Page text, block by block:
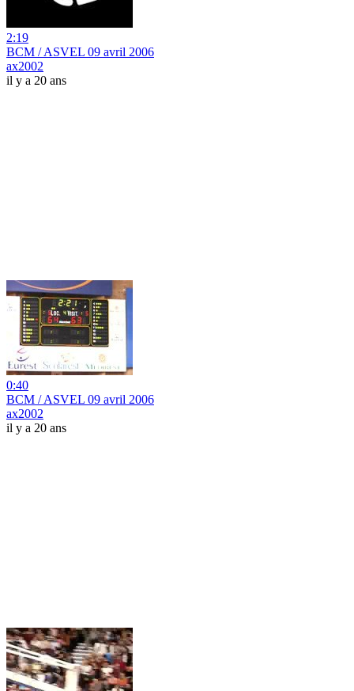
2:19
BCM / ASVEL 09 avril 2006
ax2002
il y a 20 ans
0:40
BCM / ASVEL 09 avril 2006
ax2002
il y a 20 ans